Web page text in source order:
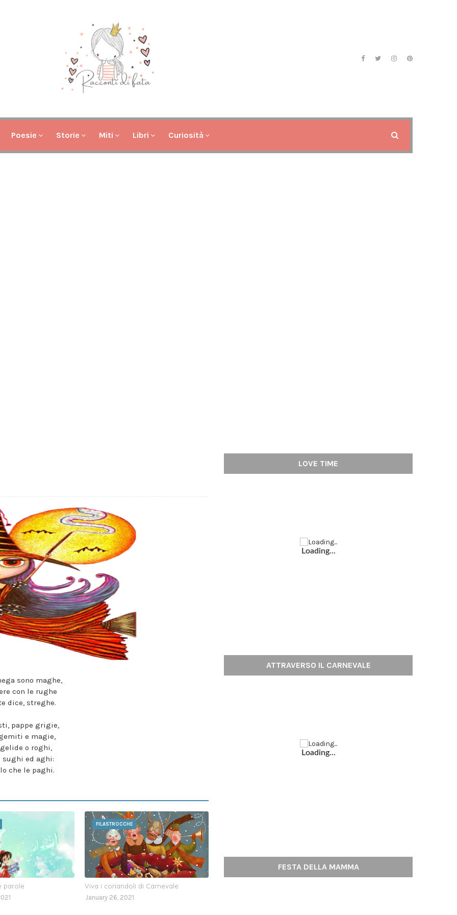
Poesie Storie Miti Libri Curiosità
sono maghe,
con le rughe
dice, streghe.
pappe grigie,
e magie,
o roghi,
sughi ed aghi:
che le paghi.
parole
FILASTROCCHE
Viva i coriandoli di Carnevale
January 26, 2021
LOVE TIME
Loading...
ATTRAVERSO IL CARNEVALE
Loading...
FESTA DELLA MAMMA